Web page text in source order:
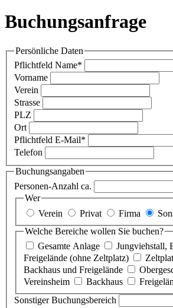
Buchungsanfrage
Persönliche Daten
Pflichtfeld Name*
Vorname
Verein
Strasse
PLZ
Ort
Pflichtfeld E-Mail*
Telefon
Buchungsangaben
Personen-Anzahl ca.
Wer
Verein
Privat Firma
Welche Bereiche wollen Sie buchen?
Gesamte Anlage
Jungviehstall,
Freigelände (ohne Zeltplatz)
Backhaus und Freigelände
Vereinsheim
Backhaus
Sonstiger Buchungsbereich